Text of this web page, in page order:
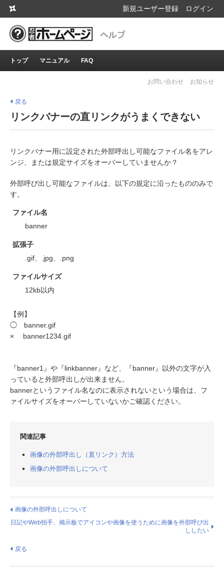
新規ユーザー登録 ログイン
トップ マニュアル FAQ
お問い合わせ お知らせ
戻る
リンクバナーの直リンクがうまくできない
リンクバナー用に設定された外部呼出し可能なファイル名をアレ
ンジ、または規定サイズをオーバーしていませんか？
外部呼び出し可能なファイルは、以下の規定に沿ったもののみで
す。
ファイル名
banner
拡張子
.gif、.jpg、.png
ファイルサイズ
12kb以内
【例】
◯ banner.gif
× banner1234.gif
『banner1』や『linkbanner』など、『banner』以外の文字が入
っていると外部呼出しが出来ません。
bannerというファイル名なのに表示されないという場合は、フ
ァイルサイズをオーバーしていないかご確認ください。
関連記事
画像の外部呼出し（直リンク）方法
画像の外部呼出しについて
画像の外部呼出しについて
日記やWeb拍手、掲示板でアイコンや画像を使うために画像を外部呼び出
ししたい
戻る